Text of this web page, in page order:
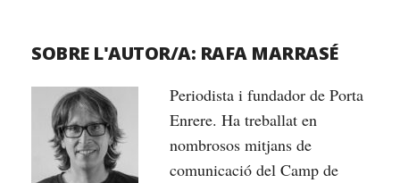
SOBRE L'AUTOR/A: RAFA MARRASÉ
Periodista i fundador de Porta
Enrere. Ha treballat en
nombrosos mitjans de
comunicació del Camp de